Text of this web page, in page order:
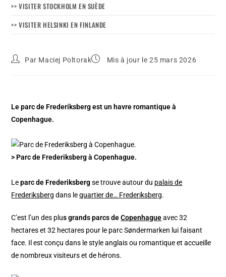
>> VISITER STOCKHOLM EN SUÈDE
>> VISITER HELSINKI EN FINLANDE
Par Maciej Poltorak Mis à jour le 25 mars 2026
Le parc de Frederiksberg est un havre romantique à
Copenhague.
> Parc de Frederiksberg à Copenhague.
Leparc de Frederiksbergse trouve autour du palais de
Frederiksberg dans lequartier de… Frederiksberg.
C’est l’un des plus grands parcs deCopenhagueavec 32
hectares et 32 hectares pour le parc Søndermarken lui faisant
face. Il est conçu dans le style anglais ou romantique et accueille
de nombreux visiteurs et de hérons.